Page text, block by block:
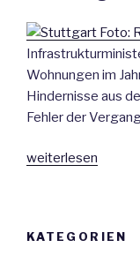
Hektar
für
Wohnungsbau
nutzbar““
Wohnungen im
Hindernisse aus
Fehler der
„Minister
im
weiterlesen
KATEGORIEN